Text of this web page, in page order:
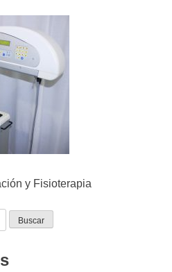
y Fisioterapia